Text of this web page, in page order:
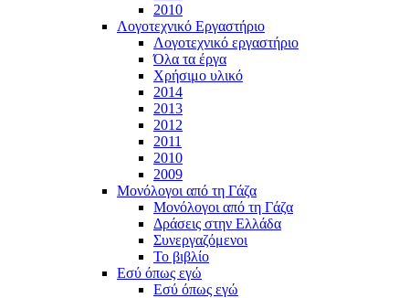
2010
Λογοτεχνικό Εργαστήριο
Λογοτεχνικό εργαστήριο
Όλα τα έργα
Χρήσιμο υλικό
2014
2013
2012
2011
2010
2009
Μονόλογοι από τη Γάζα
Μονόλογοι από τη Γάζα
Δράσεις στην Ελλάδα
Συνεργαζόμενοι
To βιβλίο
Εσύ όπως εγώ
Εσύ όπως εγώ